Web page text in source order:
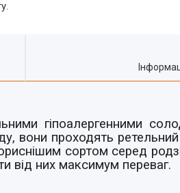
гіпоалергенними
вони проходять
сортом серед
від них максимум переваг.